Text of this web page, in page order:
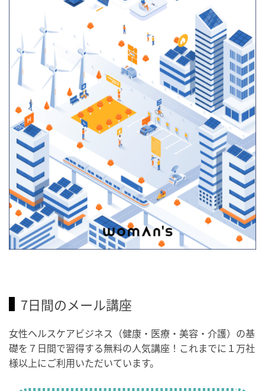
7日間のメール講座
女性ヘルスケアビジネス（健康・医療・美容・介護）の基
礎を７日間で習得する無料の人気講座！これまでに１万社
様以上にご利用いただいています。